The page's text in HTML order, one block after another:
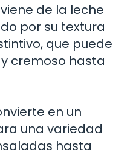
de la leche
por su textura
que puede
cremoso hasta
en un
una variedad
hasta